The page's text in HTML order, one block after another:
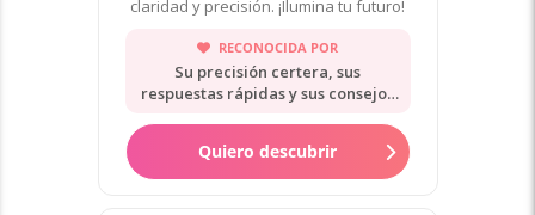
claridad y precisión. ¡Ilumina tu futuro!
RECONOCIDA POR
Su precisión certera, sus
respuestas rápidas y sus consejos
Quiero descubrir